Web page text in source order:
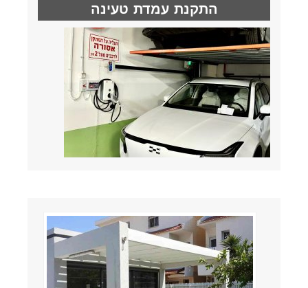
התקנת עמדת טעינה